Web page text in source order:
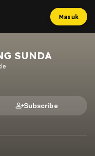
Masuk
SUNDA
Subscribe